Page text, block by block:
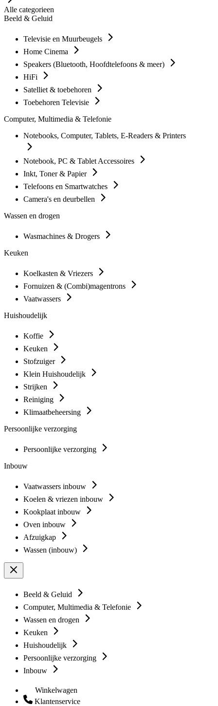
Alle categorieen
Beeld & Geluid
Televisie en Muurbeugels
Home Cinema
Speakers (Bluetooth, Hoofdtelefoons & meer)
HiFi
Satelliet & toebehoren
Toebehoren Televisie
Computer, Multimedia & Telefonie
Notebooks, Computer, Tablets, E-Readers & Printers
Notebook, PC & Tablet Accessoires
Inkt, Toner & Papier
Telefoons en Smartwatches
Camera's en deurbellen
Wassen en drogen
Wasmachines & Drogers
Keuken
Koelkasten & Vriezers
Fornuizen & (Combi)magentrons
Vaatwassers
Huishoudelijk
Koffie
Keuken
Stofzuiger
Klein Huishoudelijk
Strijken
Reiniging
Klimaatbeheersing
Persoonlijke verzorging
Persoonlijke verzorging
Inbouw
Vaatwassers inbouw
Koelen & vriezen inbouw
Kookplaat inbouw
Oven inbouw
Afzuigkap
Wassen (inbouw)
Beeld & Geluid
Computer, Multimedia & Telefonie
Wassen en drogen
Keuken
Huishoudelijk
Persoonlijke verzorging
Inbouw
Winkelwagen
Klantenservice